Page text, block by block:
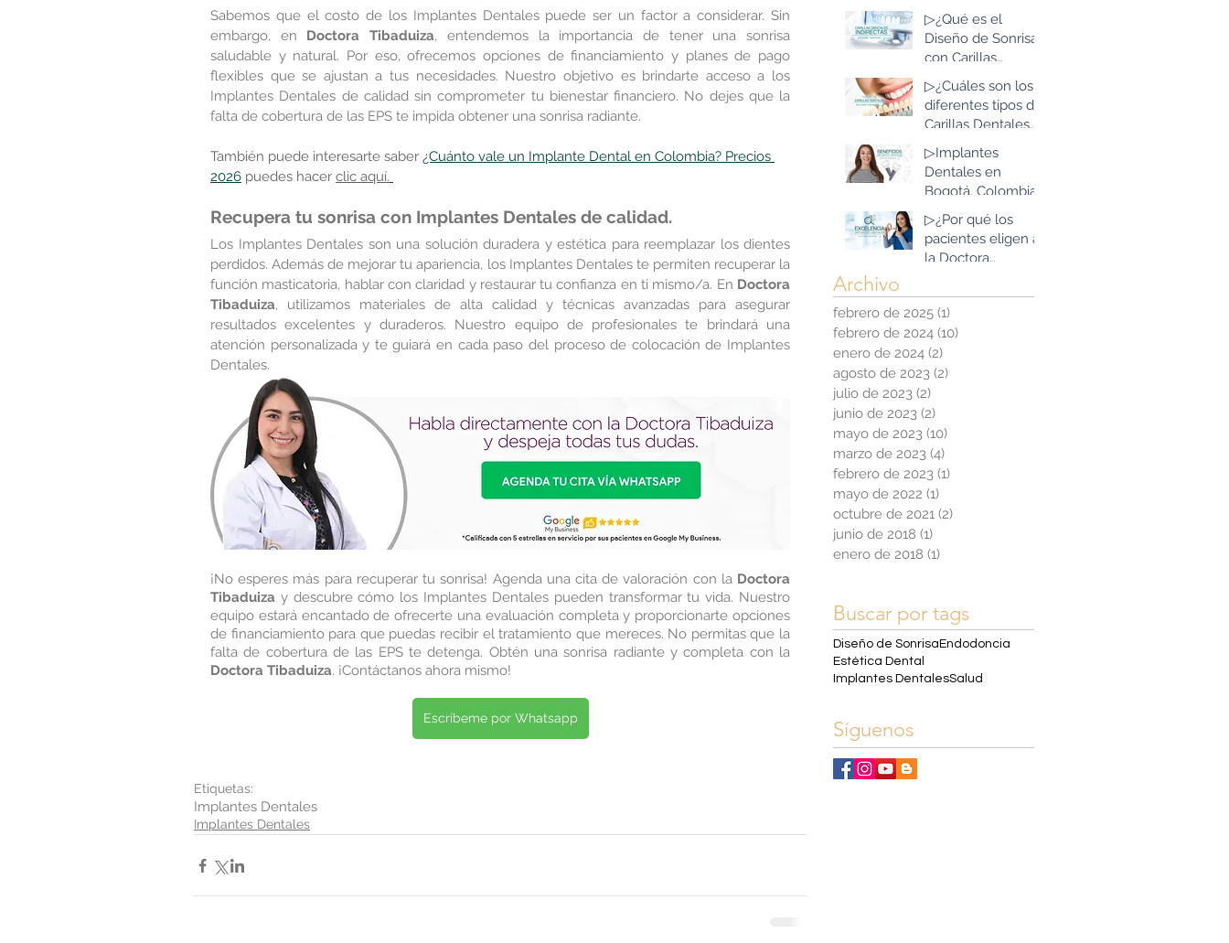
Sabemos que el costo de los Implantes Dentales puede ser un factor a considerar. Sin
embargo, en Doctora Tibaduiza, entendemos la importancia de tener una sonrisa
saludable y natural. Por eso, ofrecemos opciones de financiamiento y planes de pago
flexibles que se ajustan a tus necesidades. Nuestro objetivo es brindarte acceso a los
Implantes Dentales de calidad sin comprometer tu bienestar financiero. No dejes que la
falta de cobertura de las EPS te impida obtener una sonrisa radiante.
También puede interesarte saber ¿Cuánto vale un Implante Dental en Colombia? Precios
2026 puedes hacer clic aquí.
Recupera tu sonrisa con Implantes Dentales de calidad.
Los Implantes Dentales son una solución duradera y estética para reemplazar los dientes
perdidos. Además de mejorar tu apariencia, los Implantes Dentales te permiten recuperar la
función masticatoria, hablar con claridad y restaurar tu confianza en ti mismo/a. En Doctora
Tibaduiza, utilizamos materiales de alta calidad y técnicas avanzadas para asegurar
resultados excelentes y duraderos. Nuestro equipo de profesionales te brindará una
atención personalizada y te guiará en cada paso del proceso de colocación de Implantes
Dentales.
¡No esperes más para recuperar tu sonrisa! Agenda una cita de valoración con la Doctora
Tibaduiza y descubre cómo los Implantes Dentales pueden transformar tu vida. Nuestro
equipo estará encantado de ofrecerte una evaluación completa y proporcionarte opciones
de financiamiento para que puedas recibir el tratamiento que mereces. No permitas que la
Doctora Tibaduiza. ¡Contáctanos ahora mismo!
Escríbeme por Whatsapp
Etiquetas:
Implantes Dentales
Implantes Dentales
Dentales Directas
en Resina de Alta
Estética?
▷¿Qué es el
Diseño de Sonrisa
con Carillas
Dentales
Indirectas en
Resina de Alta
▷¿Cuáles son los
diferentes tipos de
Carillas Dentales
que existen?
▷Implantes
Dentales en
Bogotá, Colombia:
Beneficios que
superan las
expectativas
▷¿Por qué los
pacientes eligen a
la Doctora
Implantes
Dentales en
Bogotá, Colombia?
Archivo
febrero de 2025 (1)
febrero de 2024 (10)
enero de 2024 (2)
agosto de 2023 (2)
julio de 2023 (2)
junio de 2023 (2)
mayo de 2023 (10)
marzo de 2023 (4)
febrero de 2023 (1)
mayo de 2022 (1)
octubre de 2021 (2)
junio de 2018 (1)
enero de 2018 (1)
Buscar por tags
Diseño de SonrisaEndodoncia
Estética Dental
Implantes DentalesSalud
Síguenos